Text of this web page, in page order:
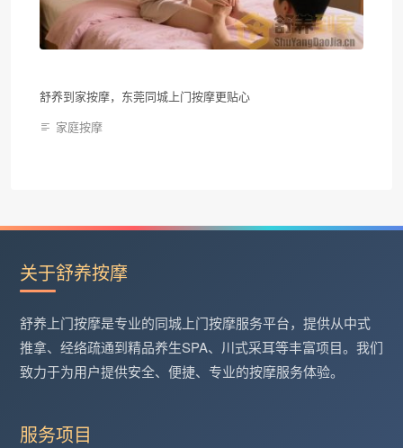
舒养到家按摩，东莞同城上门按摩更贴心
家庭按摩
关于舒养按摩
舒养上门按摩是专业的同城上门按摩服务平台，提供从中式
推拿、经络疏通到精品养生SPA、川式采耳等丰富项目。我们
致力于为用户提供安全、便捷、专业的按摩服务体验。
服务项目